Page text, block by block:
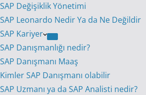
SAP Değişiklik Yönetimi
SAP Leonardo Nedir Ya da Ne Değildir
SAP Kariyer
SAP Danışmanlığı nedir?
SAP Danışmanı Maaş
Kimler SAP Danışmanı olabilir
SAP Uzmanı ya da SAP Analisti nedir?